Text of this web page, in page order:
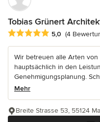
Tobias Grünert
Durchschnittliche
5,0 (4
Wir betreuen alle Arten von
hauptsächlich in den
Genehmigungsplanung.
Mehr
Breite Strasse 53, 55124